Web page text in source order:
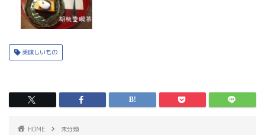
美味しいもの
HOME
未分類